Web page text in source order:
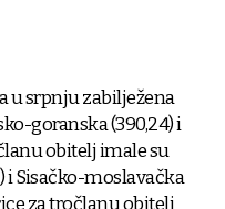
u srpnju zabilježena
goranska (390,24) i
obitelj imale su
i Sisačko-moslavačka
za tročlanu obitelj